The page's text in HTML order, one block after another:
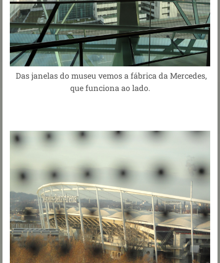
Das janelas do museu vemos a fábrica da Mercedes,
que funciona ao lado.